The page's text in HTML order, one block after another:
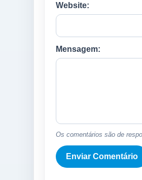
Website:
Mensagem:
Os comentários são de